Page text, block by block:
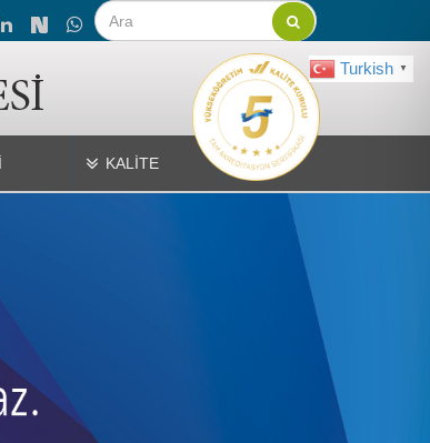
Turkish ▼
KALİTE